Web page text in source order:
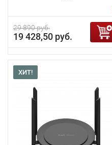
29 890 руб.
19 428,50 руб.
ХИТ!